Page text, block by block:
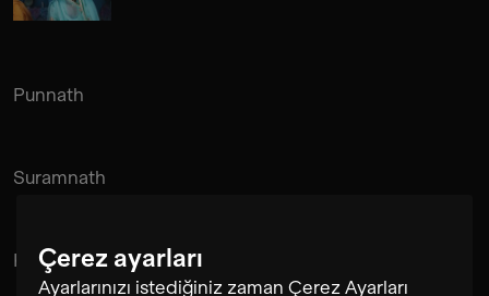
Çerez ayarları
Ayarlarınızı istediğiniz zaman Çerez Ayarları
Punnath
Suramnath
Kishan Hadi